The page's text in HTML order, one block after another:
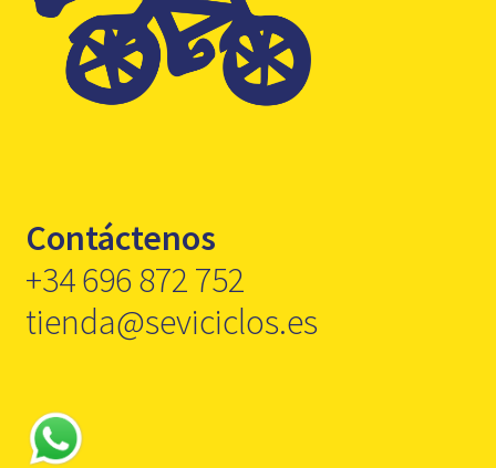
Contáctenos
+34 696 872 752
tienda@seviciclos.es